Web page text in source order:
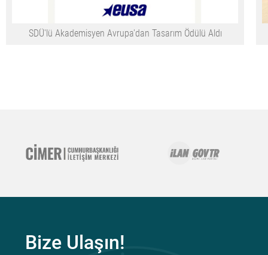
SDÜ'lü Akademisyen Avrupa'dan Tasarım Ödülü Aldı
Bize Ulaşın!